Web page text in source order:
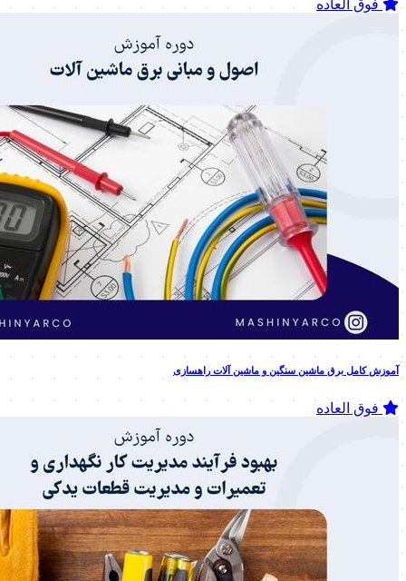
فوق العاده
آموزش کامل برق ماشین سنگین و ماشین آلات راهسازی
فوق العاده